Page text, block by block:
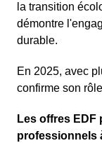
la transition
démontre
durable.
En 2025, avec
confirme son
Les offres EDF
professionnels